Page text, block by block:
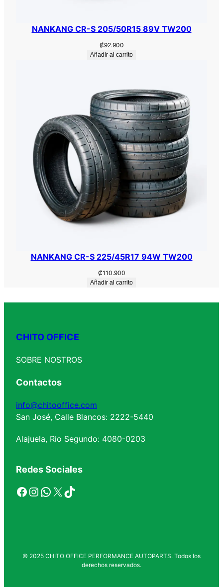
NANKANG CR-S 205/50R15 89V TW200
₡92.900
Añadir al carrito
NANKANG CR-S 225/45R17 94W TW200
₡110.900
Añadir al carrito
CHITO OFFICE
SOBRE NOSTROS
Contactos
info@chitooffice.com
San José, Calle Blancos: 2222-5440
Alajuela, Rio Segundo: 4080-0203
Redes Sociales
Facebook Instagram WhatsApp X TikTok
© 2025 CHITO OFFICE PERFORMANCE AUTOPARTS. Todos los
derechos reservados.